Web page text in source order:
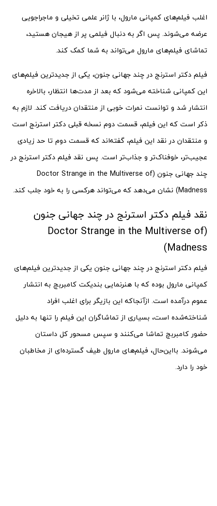
اغلب فیلم‌های کمپانی مارول، با ژانر علمی تخیلی و ماجراجویی
عرضه می‌شوند. پس اگر به دنبال فیلمی پر از هیجان هستید،
تماشای فیلم‌های مارول می‌تواند به شما کمک کند.
فیلم دکتر استرنج در چند جهانی جنون، یکی از جدیدترین فیلم‌های
این کمپانی شناخته می‌شود که بعد از مدت‌ها انتظار، بالاخره
انتشار شد و توانست نمرات خوبی از منتقدان دریافت کند. لازم به
ذکر است که این فیلم، قسمت دوم نسخه قبلی دکتر استرنج است
و منتقدان در نقد این فیلم، گفته‌اند که قسمت دوم تا حد زیادی
عجیب‌تر، خوفناک‌تر و جذاب‌تر است. پس نقد فیلم دکتر استرنج در
چند جهانی جنون (Doctor Strange in the Multiverse of
Madness) نشان می‌دهد که می‌تواند هرکسی را به خود جلب کند.
نقد فیلم دکتر استرنج در چند جهانی جنون
(Doctor Strange in the Multiverse of
Madness)
فیلم دکتر استرنج در چند جهانی جنون یکی از جدیدترین فیلم‌های
کمپانی مارول بوده که با هنرنمایی بندیکت کامبربچ به انتشار
عموم درآمده است. ازآنجاکه این بازیگر برای اغلب افراد
شناخته‌شده است، بسیاری از تماشاگران این فیلم را تنها به دلیل
حضور کامبربچ تماشا می‌کنند و سپس مسحور کل داستان
می‌شوند. بااین‌حال، فیلم‌های مارول طیف گسترده‌ای از مخاطبان
خود را دارد.